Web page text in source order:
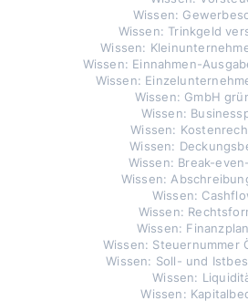
Wissen:
Wissen: Trinkgeld
Wissen:
Wissen: Einnahmen-
Wissen:
Wissen: GmbH
Wissen:
Wissen:
Wissen:
Wissen: Break-
Wissen:
Wissen:
Wissen:
Wissen:
Wissen: Steuernummer
Wissen: Soll- und
Wissen:
Wissen: